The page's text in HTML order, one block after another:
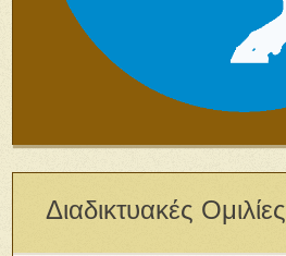
Διαδικτυακές Ομιλίες